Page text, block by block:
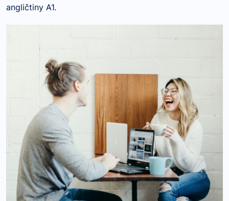
angličtiny A1.